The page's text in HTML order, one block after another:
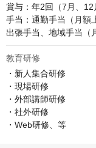
賞与：年2回（7月、
手当：通勤手当（月額
出張手当、地域手当（
教育研修
・新人集合研修
・現場研修
・外部講師研修
・社外研修
・Web研修、等